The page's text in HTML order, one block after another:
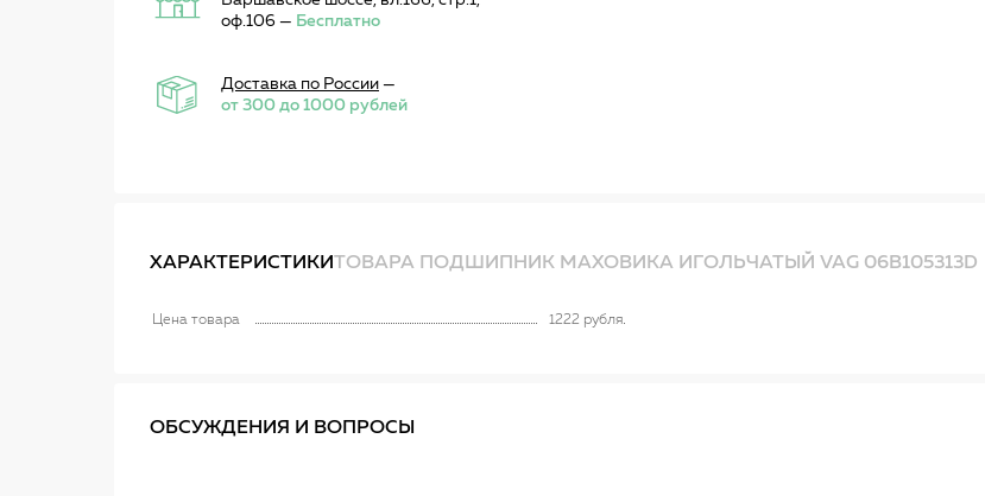
оф.106 — Бесплатно
Доставка по России —
от 300 до 1000 рублей
ХАРАКТЕРИСТИКИТОВАРА ПОДШИПНИК МАХОВИКА ИГОЛЬЧАТЫЙ VAG 06B105313D
Цена товара 1222 рубля
ОБСУЖДЕНИЯ И ВОПРОСЫ